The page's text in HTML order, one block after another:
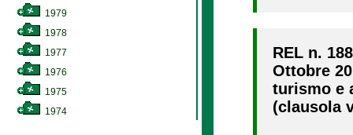
1979
1978
1977
1976
1975
1974
REL n.
Ottobre
turismo e
(clausola